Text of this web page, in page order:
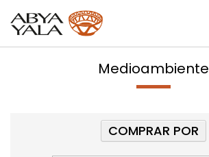
Medioambiente
COMPRAR POR